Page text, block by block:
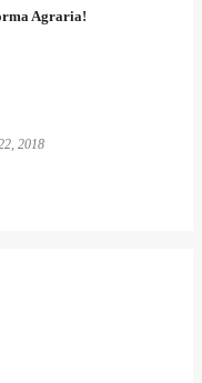
Agraria!
2018